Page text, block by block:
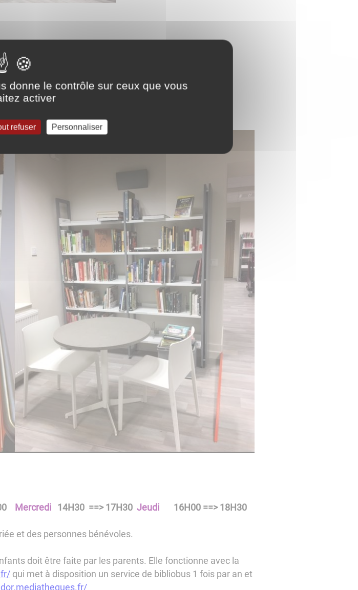
Mercredi 14H30 ==> 17H30 Jeudi
16H00 ==> 18H30
et des personnes bénévoles.
doit être faite par les parents. Elle fonctionne avec la
qui met à disposition un service de bibliobus 1 fois par an et
donne le contrôle sur ceux que vous
activer
refuser Personnaliser